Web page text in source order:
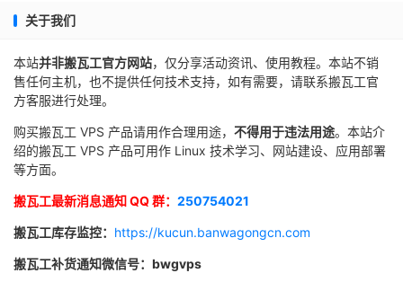
关于我们
本站并非搬瓦工官方网站，仅分享活动资讯、使用教程。本站不销
售任何主机，也不提供任何技术支持，如有需要，请联系搬瓦工官
方客服进行处理。
购买搬瓦工 VPS 产品请用作合理用途， 不得用于违法用途。本站介
绍的搬瓦工 VPS 产品可用作 Linux 技术学习、网站建设、应用部署
等方面。
搬瓦工最新消息通知 QQ 群： 250754021
搬瓦工库存监控： https://kucun.banwagongcn.com
搬瓦工补货通知微信号：bwgvps